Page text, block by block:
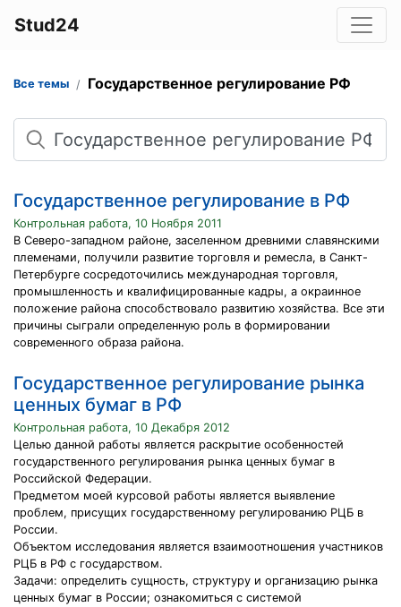
Stud24
Все темы Государственное регулирование РФ
Поиск
Государственное регулирование в РФ
Контрольная работа, 10 Ноября 2011
В Северо-западном районе, заселенном древними славянскими
племенами, получили развитие торговля и ремесла, в Санкт-
Петербурге сосредоточились международная торговля,
промышленность и квалифицированные кадры, а окраинное
положение района способствовало развитию хозяйства. Все эти
причины сыграли определенную роль в формировании
современного образа района.
Государственное регулирование рынка
ценных бумаг в РФ
Контрольная работа, 10 Декабря 2012
Целью данной работы является раскрытие особенностей
государственного регулирования рынка ценных бумаг в
Российской Федерации.
Предметом моей курсовой работы является выявление
проблем, присущих государственному регулированию РЦБ в
России.
Объектом исследования является взаимоотношения участников
РЦБ в РФ с государством.
Задачи: определить сущность, структуру и организацию рынка
ценных бумаг в России; ознакомиться с системой